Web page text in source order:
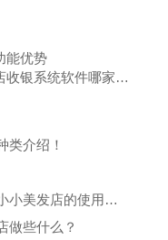
能优势
下一篇：美发收银系统哪个好？美发店收银系统软件哪家好？
类介绍！
燃店美发店管理软件代理，满足大大小小美发店的使用需求
做些什么？